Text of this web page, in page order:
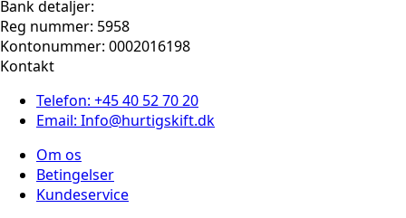
Bank detaljer:
Reg nummer: 5958
Kontonummer: 0002016198
Kontakt
Telefon: +45 40 52 70 20
Email: Info@hurtigskift.dk
Om os
Betingelser
Kundeservice